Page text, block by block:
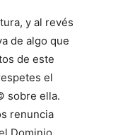
y al revés
de algo que
de este
el
sobre ella.
renuncia